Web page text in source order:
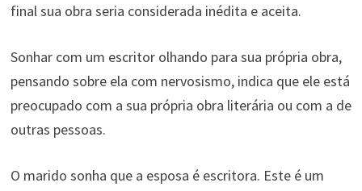
final sua obra seria considerada inédita e aceita.
Sonhar com um escritor olhando para sua própria obra,
pensando sobre ela com nervosismo, indica que ele está
preocupado com a sua própria obra literária ou com a de
outras pessoas.
O marido sonha que a esposa é escritora. Este é um